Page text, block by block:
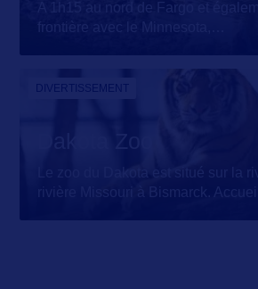
A 1h15 au nord de Fargo et
frontière avec le Minnesota,
DIVERTISSEMENT
Le zoo du Dakota est situé sur la
rivière Missouri à Bismarck.